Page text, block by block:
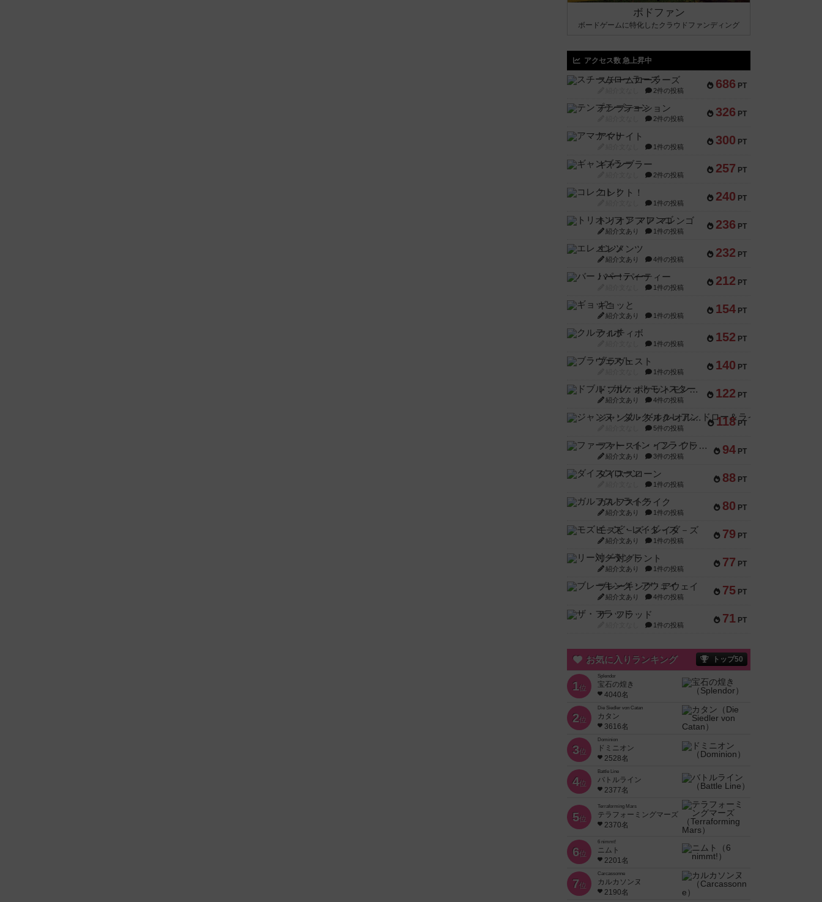
ボドファン
ボードゲームに特化したクラウドファンディング
アクセス数 急上昇中
686 PT
スチームローラーズ
2件の投稿
326 PT
テンプテーション
2件の投稿
300 PT
アマナイト
1件の投稿
257 PT
ギャンブラー
2件の投稿
240 PT
コレクト！
1件の投稿
236 PT
トリオンフ ア マレンゴ
紹介文あり 1件の投稿
232 PT
エレメンツ
紹介文あり 4件の投稿
212 PT
バー！パーティー
1件の投稿
154 PT
ギョッと
紹介文あり 1件の投稿
152 PT
クルティボ
1件の投稿
140 PT
ブラヴェスト
1件の投稿
122 PT
ドブル：ポケットモンスター
紹介文あり 4件の投稿
118 PT
ジャンヌ・ダルク-オルレアン ドロー＆ライト
5件の投稿
94 PT
ファースト・イン・フライト
紹介文あり 3件の投稿
88 PT
ダイススローン
1件の投稿
80 PT
ガルフストライク
紹介文あり 1件の投稿
79 PT
モズビ－ズ・レイダ－ズ
紹介文あり 1件の投稿
77 PT
リー対グラント
紹介文あり 1件の投稿
75 PT
ブレーキング・アウェイ
紹介文あり 4件の投稿
71 PT
ザ・フラッド
1件の投稿
お気に入りランキング トップ50
1位
Splendor
宝石の煌き
4040名
2位
Die Siedler von Catan
カタン
3616名
3位
Dominion
ドミニオン
2528名
4位
Battle Line
バトルライン
2377名
5位
Terraforming Mars
テラフォーミングマーズ
2370名
6位
6 nimmt!
ニムト
2201名
7位
Carcassonne
カルカソンヌ
2190名